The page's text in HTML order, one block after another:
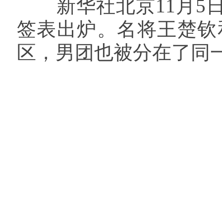
新华社北京11月5日
签表出炉。名将王楚
区，男团也被分在了同